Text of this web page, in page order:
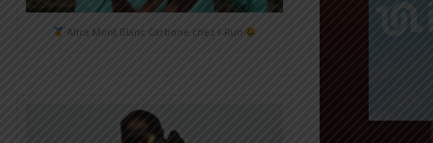
Altra Mont Blanc Carbone chez i-Run